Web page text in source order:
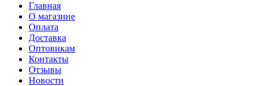
Главная
О магазине
Оплата
Доставка
Оптовикам
Контакты
Отзывы
Новости